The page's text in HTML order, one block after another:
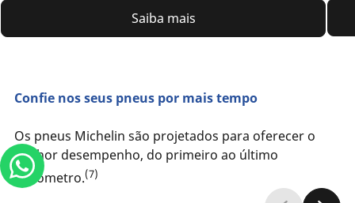
Saiba mais
Confie nos seus pneus por mais tempo
Os pneus Michelin são projetados para oferecer o
melhor desempenho, do primeiro ao último
quilômetro.(7)